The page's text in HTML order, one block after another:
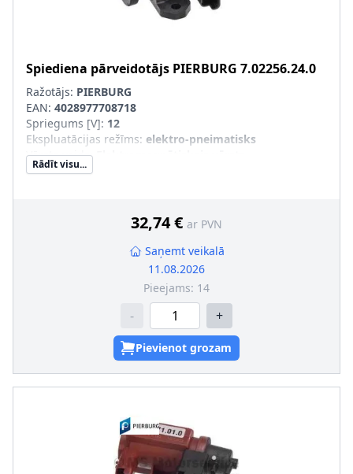
Spiediena pārveidotājs PIERBURG 7.02256.24.0
Ražotājs: PIERBURG
EAN: 4028977708718
Spriegums [V]: 12
Ekspluatācijas režīms: elektro-pneimatisks
Vārsta veids:
Rādīt visu...
32,74 € ar PVN
Saņemt veikalā
11.08.2026
Pieejams: 14
- +
Pievienot grozam